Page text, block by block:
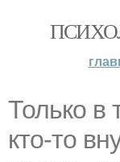
Только в
кто-то